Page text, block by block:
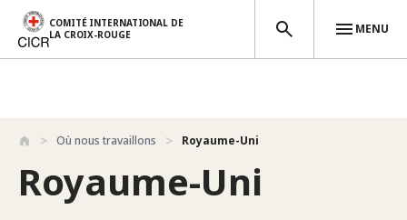
Aller au contenu principal
COMITÉ INTERNATIONAL DE
LA CROIX-ROUGE
MENU
Où nous travaillons Royaume-Uni
Royaume-Uni